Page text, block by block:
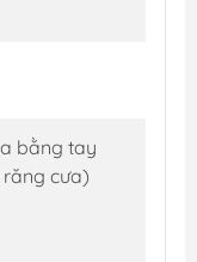
bằng tay
cưa)